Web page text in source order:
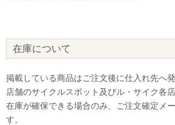
在庫について
掲載している商品はご注文後に仕入れ先へ
店舗のサイクルスポット及びル・サイク各
在庫が確保できる場合のみ、ご注文確定メ
す。